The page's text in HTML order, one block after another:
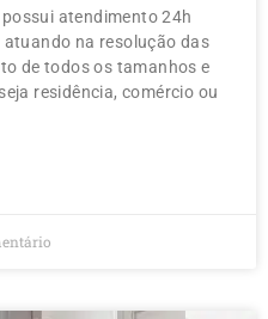
atendimento 24h
atuando na resolução das
de todos os tamanhos e
residência, comércio ou